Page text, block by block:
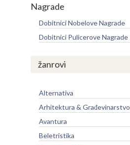
Nagrade
Dobitnici Nobelove Nagrade
Dobitnici Pulicerove Nagrade
žanrovi
Alternativa
Arhitektura & Građevinarstvo
Avantura
Beletristika